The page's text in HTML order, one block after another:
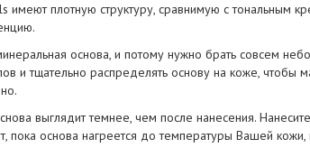
имеют плотную структуру, сравнимую с тональным
основа, и потому нужно брать совсем
и тщательно распределять основу на коже, чтобы
выглядит темнее, чем после нанесения.
пока основа нагреется до температуры Вашей кожи,